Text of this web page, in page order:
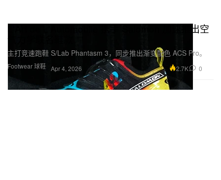
Footwear 球鞋
L'Art de L'Automobile 携手 Salomon 加速推出空
气力学联名鞋款
主打竞速跑鞋 S/Lab Phantasm 3，同步推出渐变配色 ACS Pro。
Apr 4, 2026 2.7K 0